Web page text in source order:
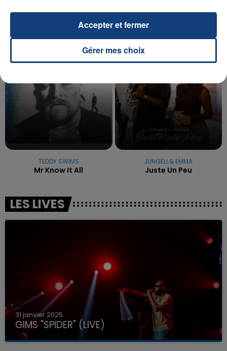
TITRES DIFFUSÉS
TEDDY SWIMS
Mr Know It All
JUNGELI & EMMA
Juste Un Peu
LES LIVES
31 janvier 2025
GIMS "SPIDER" (LIVE)
Gérer mes choix
Accepter et fermer